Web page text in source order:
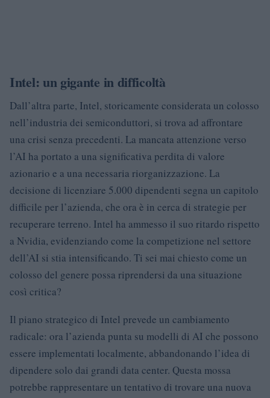
Intel: un gigante in difficoltà
Dall’altra parte, Intel, storicamente considerata un colosso
nell’industria dei semiconduttori, si trova ad affrontare
una crisi senza precedenti. La mancata attenzione verso
l’AI ha portato a una significativa perdita di valore
azionario e a una necessaria riorganizzazione. La
decisione di licenziare 5.000 dipendenti segna un capitolo
difficile per l’azienda, che ora è in cerca di strategie per
recuperare terreno. Intel ha ammesso il suo ritardo rispetto
a Nvidia, evidenziando come la competizione nel settore
dell’AI si stia intensificando. Ti sei mai chiesto come un
colosso del genere possa riprendersi da una situazione
così critica?
Il piano strategico di Intel prevede un cambiamento
radicale: ora l’azienda punta su modelli di AI che possono
essere implementati localmente, abbandonando l’idea di
dipendere solo dai grandi data center. Questa mossa
potrebbe rappresentare un tentativo di trovare una nuova